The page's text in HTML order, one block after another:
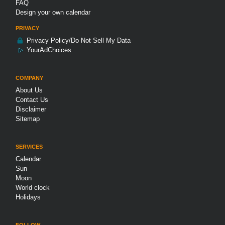
FAQ
Design your own calendar
PRIVACY
Privacy Policy/Do Not Sell My Data
YourAdChoices
COMPANY
About Us
Contact Us
Disclaimer
Sitemap
SERVICES
Calendar
Sun
Moon
World clock
Holidays